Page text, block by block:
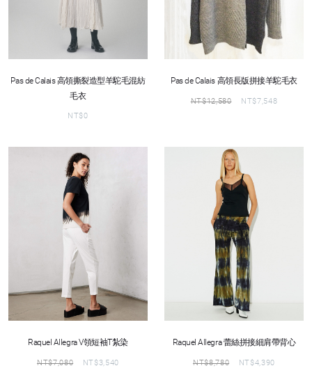
Pas de Calais 高領撕裂造型羊駝毛混紡
毛衣
NT$0
Pas de Calais 高領長版拼接羊駝毛衣
NT$12,580 NT$7,548
Raquel Allegra V領短袖T紮染
NT$7,080 NT$3,540
Raquel Allegra 蕾絲拼接細肩帶背心
NT$8,780 NT$4,390